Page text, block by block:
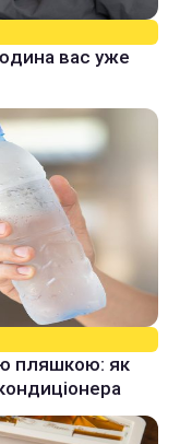
вас уже
пляшкою: як